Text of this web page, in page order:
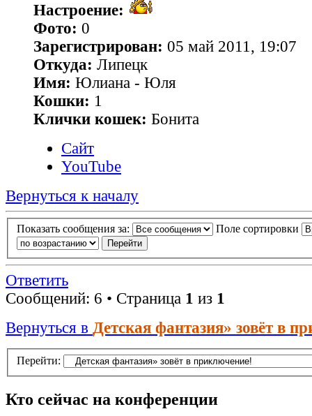
Настроение:
Фото: 0
Зарегистрирован: 05 май 2011, 19:07
Откуда: Липецк
Имя: Юлиана - Юля
Кошки: 1
Клички кошек: Бонита
Сайт
YouTube
Вернуться к началу
Показать сообщения за: Поле сортировки
Ответить
Сообщений: 6 • Страница 1 из 1
Вернуться в Детская фантазия» зовёт в
Перейти:
Кто сейчас на конференции